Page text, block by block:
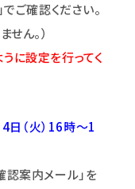
ご確認ください。
ん。）
に設定を行ってく
（火）16時～1
案内メール」を